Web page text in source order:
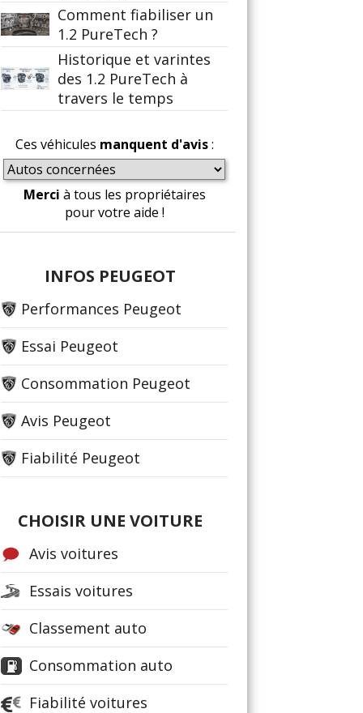
Comment fiabiliser un
1.2 PureTech ?
Historique et varintes
des 1.2 PureTech à
travers le temps
Ces véhicules manquent d'avis:
Merci à tous les propriétaires
pour votre aide !
INFOS PEUGEOT
Performances Peugeot
Essai Peugeot
Consommation Peugeot
Avis Peugeot
Fiabilité Peugeot
CHOISIR UNE VOITURE
Avis voitures
Essais voitures
Classement auto
Consommation auto
Fiabilité voitures